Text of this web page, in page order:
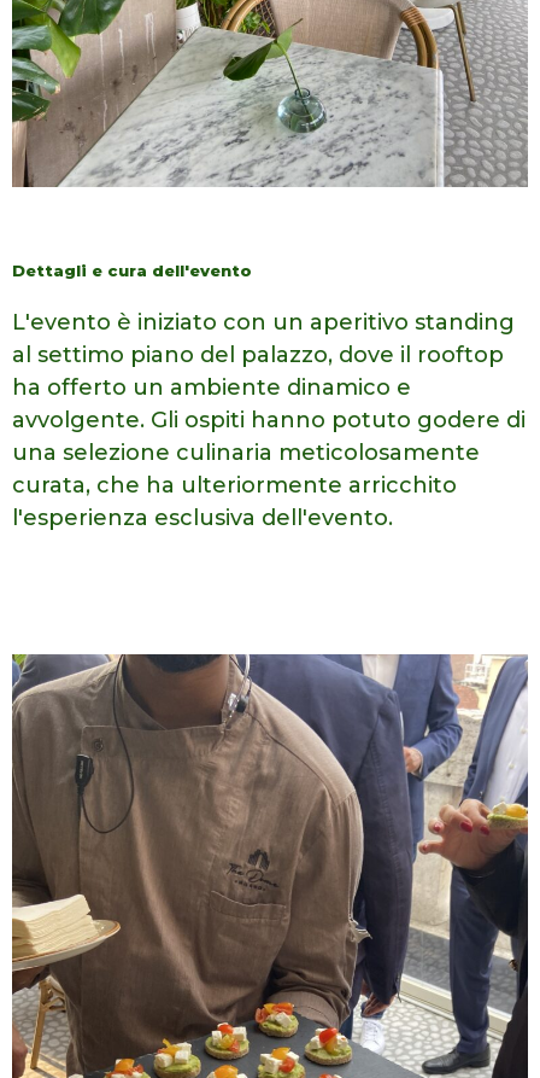
Dettagli e cura dell'evento
L'evento è iniziato con un aperitivo standing
al settimo piano del palazzo, dove il rooftop
ha offerto un ambiente dinamico e
avvolgente. Gli ospiti hanno potuto godere di
una selezione culinaria meticolosamente
curata, che ha ulteriormente arricchito
l'esperienza esclusiva dell'evento.